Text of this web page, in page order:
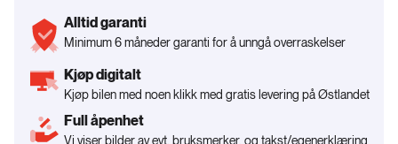
Alltid garanti
Minimum 6 måneder garanti for å unngå overraskelser
Kjøp digitalt
Kjøp bilen med noen klikk med gratis levering på Østlandet
Full åpenhet
Vi viser bilder av evt. bruksmerker, og takst/egenerklæring